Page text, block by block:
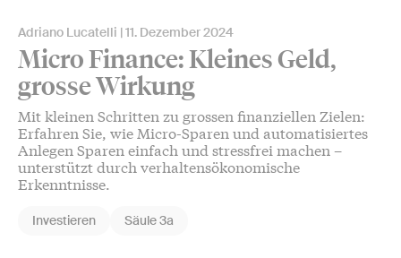
Adriano Lucatelli 11. Dezember 2024
Micro Finance: Kleines Geld,
grosse Wirkung
Mit kleinen Schritten zu grossen finanziellen Zielen:
Erfahren Sie, wie Micro-Sparen und automatisiertes
Anlegen Sparen einfach und stressfrei machen –
unterstützt durch verhaltensökonomische
Erkenntnisse.
Investieren Säule 3a